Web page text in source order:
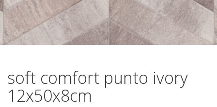
soft comfort punto ivory
12x50x8cm